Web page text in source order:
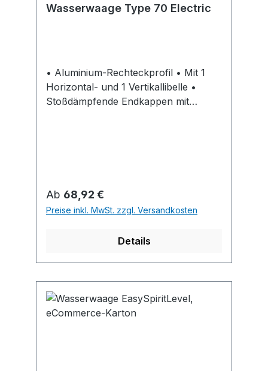
Wasserwaage Type 70 Electric
• Aluminium-Rechteckprofil • Mit 1
Horizontal- und 1 Vertikallibelle •
Stoßdämpfende Endkappen mit
Messgenauigkeit in Normallage ±0,5
mm/m
Regulärer Preis:
Ab 68,92 €
Preise inkl. MwSt. zzgl. Versandkosten
Details